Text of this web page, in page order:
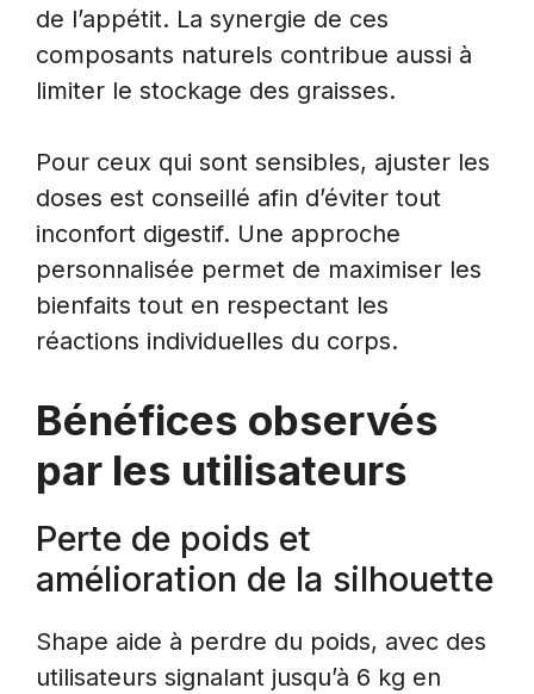
de l’appétit. La synergie de ces
composants naturels contribue aussi à
limiter le stockage des graisses.
Pour ceux qui sont sensibles, ajuster les
doses est conseillé afin d’éviter tout
inconfort digestif. Une approche
personnalisée permet de maximiser les
bienfaits tout en respectant les
réactions individuelles du corps.
Bénéfices observés
par les utilisateurs
Perte de poids et
amélioration de la silhouette
Shape aide à perdre du poids, avec des
utilisateurs signalant jusqu’à 6 kg en